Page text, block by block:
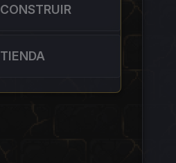
CONSTRUIR
TIENDA